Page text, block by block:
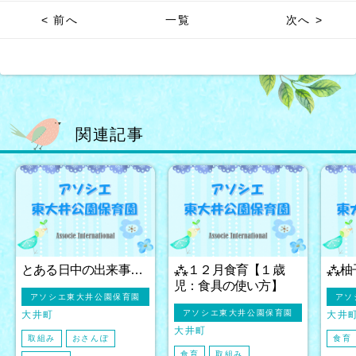
< 前へ 一覧 次へ >
関連記事
とある日中の出来事…
アソシエ東大井公園保育園
大井町
取組み おさんぽ
⁂１２月食育【１歳
児：食具の使い方】
アソシエ東大井公園保育園
大井町
食育 取組み
⁂柚
アソ
大井
食育